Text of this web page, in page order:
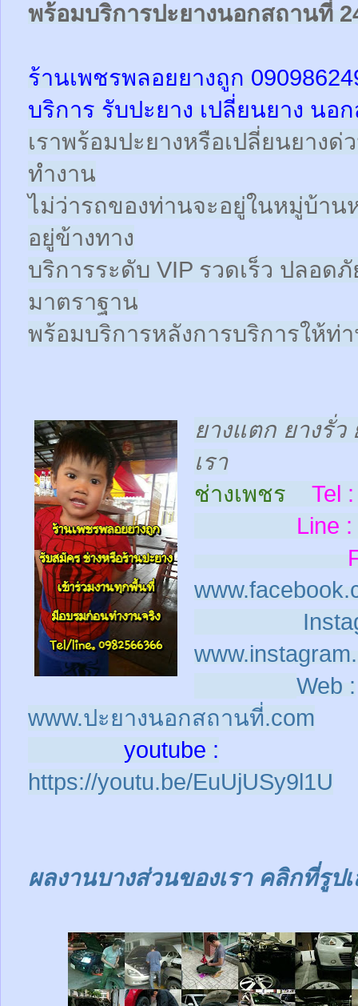
พร้อมบริการปะยางนอกสถานที่
ร้านเพชรพลอยยางถูก
บริการ รับปะยาง เปลี่ยนยาง น
เราพร้อมปะยางหรือเปลี่ยนยาง
ทำงาน
ไม่ว่ารถของท่านจะอยู่ในหมู่บ้า
อยู่ข้างทาง
บริการระดับ VIP รวดเร็ว ปลอด
มาตราฐาน
พร้อมบริการหลังการบริการให้ท่
ยางแตก ยางรั่ว
เรา
ช่างเพชร
Tel :
Line :
Web :
www.ปะยางนอกสถานที่.com
youtube :
https://youtu.be/EuUjUSy9l1U
ผลงานบางส่วนของเรา คลิกที่รูป